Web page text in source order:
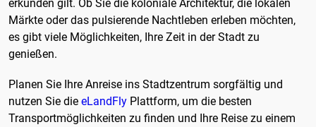
erkunden gilt. Ob Sie die koloniale Architektur, die lokalen
Märkte oder das pulsierende Nachtleben erleben möchten,
es gibt viele Möglichkeiten, Ihre Zeit in der Stadt zu
genießen.
Planen Sie Ihre Anreise ins Stadtzentrum sorgfältig und
nutzen Sie die eLandFly Plattform, um die besten
Transportmöglichkeiten zu finden und Ihre Reise zu einem